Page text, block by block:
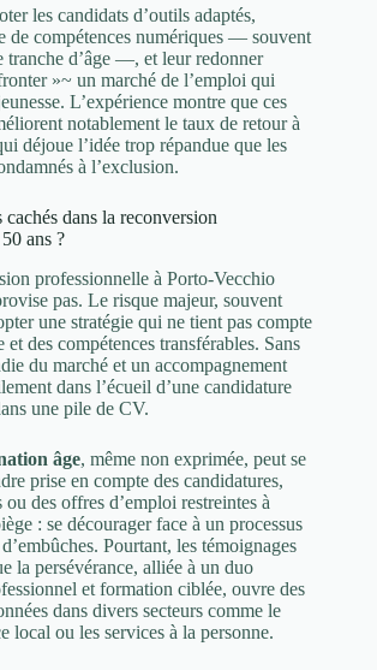
les candidats d’outils adaptés,
de compétences numériques — souvent
tranche d’âge —, et leur redonner
»~ un marché de l’emploi qui
L’expérience montre que ces
notablement le taux de retour à
déjoue l’idée trop répandue que les
à l’exclusion.
dans la reconversion
ans ?
professionnelle à Porto-Vecchio
pas. Le risque majeur, souvent
une stratégie qui ne tient pas compte
des compétences transférables. Sans
du marché et un accompagnement
dans l’écueil d’une candidature
une pile de CV.
âge, même non exprimée, peut se
prise en compte des candidatures,
des offres d’emploi restreintes à
: se décourager face à un processus
Pourtant, les témoignages
la persévérance, alliée à un duo
et formation ciblée, ouvre des
dans divers secteurs comme le
local ou les services à la personne.